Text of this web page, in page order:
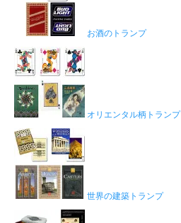
お酒のトランプ
オリエンタル柄トランプ
世界の建築トランプ